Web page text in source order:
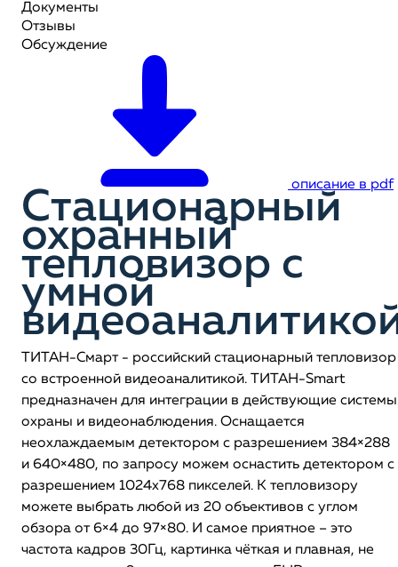
Документы
Отзывы
Обсуждение
описание в pdf
Стационарный
охранный
тепловизор с
умной
ТИТАН-Смарт - российский стационарный тепловизор
со встроенной видеоаналитикой. ТИТАН-Smart
предназначен для интеграции в действующие системы
охраны и видеонаблюдения. Оснащается
неохлаждаемым детектором с разрешением 384×288
и 640×480, по запросу можем оснастить детектором с
разрешением 1024х768 пикселей. К тепловизору
можете выбрать любой из 20 объективов с углом
обзора от 6×4 до 97×80. И самое приятное – это
частота кадров 30Гц, картинка чёткая и плавная, не